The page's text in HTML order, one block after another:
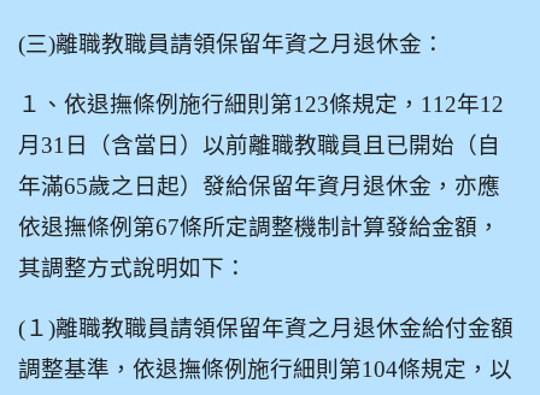
(三)離職教職員請領保留年資之月退休金：
１、依退撫條例施行細則第123條規定，112年12
月31日（含當日）以前離職教職員且已開始（自
年滿65歲之日起）發給保留年資月退休金，亦應
依退撫條例第67條所定調整機制計算發給金額，
其調整方式說明如下：
(１)離職教職員請領保留年資之月退休金給付金額
調整基準，依退撫條例施行細則第104條規定，以